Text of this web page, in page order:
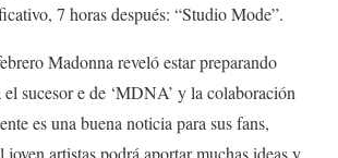
7 horas después: “Studio Mode”.
Madonna reveló estar preparando
sucesor e de ‘MDNA’ y la colaboración
es una buena noticia para sus fans,
joven artistas podrá aportar muchas ideas y